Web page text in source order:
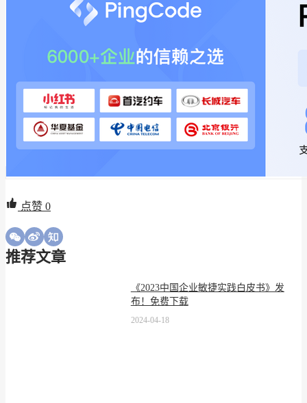
点赞 0
推荐文章
《2023中国企业敏捷实践白皮书》发
布！免费下载
2024-04-18